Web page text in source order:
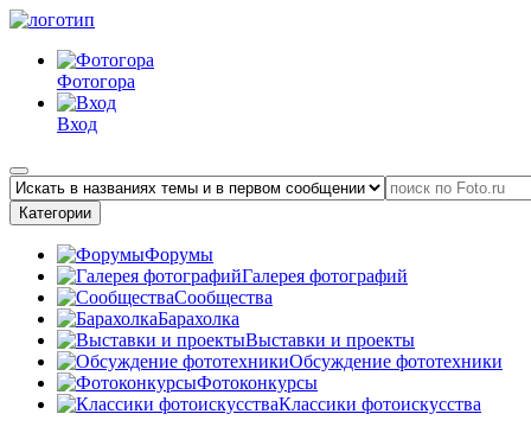
Фотогора
Вход
Категории
Форумы
Галерея фотографий
Сообщества
Барахолка
Выставки и проекты
Обсуждение фототехники
Фотоконкурсы
Классики фотоискусства